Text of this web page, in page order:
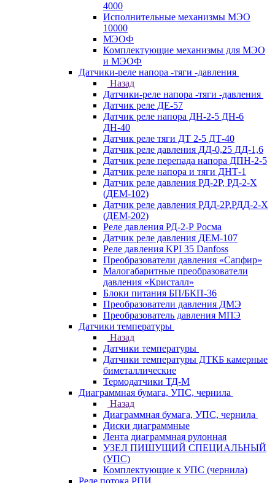
4000
Исполнительные механизмы МЭО
10000
МЭОФ
Комплектующие механизмы для МЭО
и МЭОФ
Датчики-реле напора -тяги -давления
Назад
Датчики-реле напора -тяги -давления
Датчик реле ДЕ-57
Датчик реле напора ДН-2-5 ДН-6
ДН-40
Датчик реле тяги ДТ 2-5 ДТ-40
Датчик реле давления ДД-0,25 ДД-1,6
Датчик реле перепада напора ДПН-2-5
Датчик реле напора и тяги ДНТ-1
Датчик реле давления РД-2Р, РД-2-Х
(ДЕМ-102)
Датчик реле давления РДД-2Р,РДД-2-Х
(ДЕМ-202)
Реле давления РД-2-Р Росма
Датчик реле давления ДЕМ-107
Реле давления KPI 35 Danfoss
Преобразователи давления «Сапфир»
Малогабаритные преобразователи
давления «Кристалл»
Блоки питания БП/БКП-36
Преобразователи давления ДМЭ
Преобразователь давления МПЭ
Датчики температуры
Назад
Датчики температуры
Датчики температуры ДТКБ камерные
биметаллические
Термодатчики ТД-М
Диаграммная бумага, УПС, чернила
Назад
Диаграммная бумага, УПС, чернила
Диски диаграммные
Лента диаграммная рулонная
УЗЕЛ ПИШУЩИЙ СПЕЦИАЛЬНЫЙ
(УПС)
Комплектующие к УПС (чернила)
Реле потока РПИ